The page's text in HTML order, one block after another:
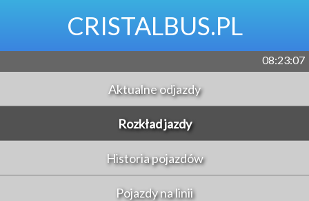
CRISTALBUS.PL
08:23:07
Aktualne odjazdy
Rozkład jazdy
Historia pojazdów
Pojazdy na linii